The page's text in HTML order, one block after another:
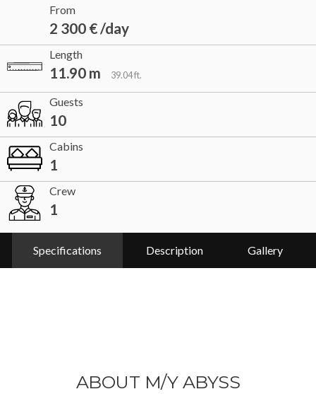
From
2 300 € /day
Length
11.90 m 39.04 ft.
Guests
10
Cabins
1
Crew
1
Specifications Description Gallery
ABOUT M/Y ABYSS